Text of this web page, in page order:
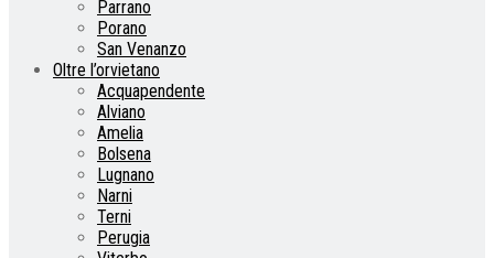
Parrano
Porano
San Venanzo
Oltre l’orvietano
Acquapendente
Alviano
Amelia
Bolsena
Lugnano
Narni
Terni
Perugia